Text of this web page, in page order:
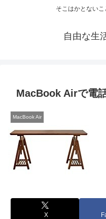
そこはかとない
自由な生
MacBook Airで電
MacBook Air
X